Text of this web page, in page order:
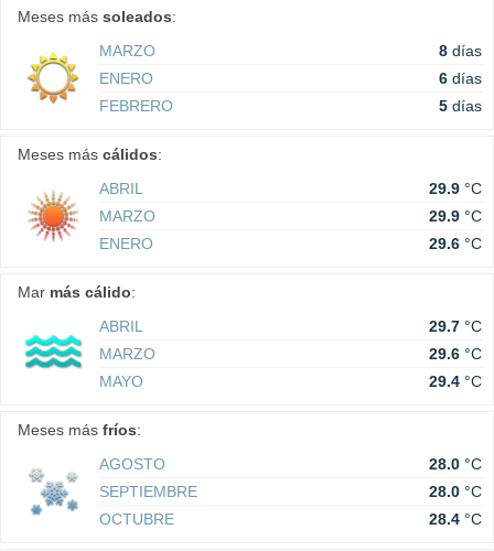
Meses más soleados:
MARZO
8 días
ENERO
6 días
FEBRERO
5 días
Meses más cálidos:
ABRIL
29.9 °C
MARZO
29.9 °C
ENERO
29.6 °C
Mar más cálido:
ABRIL
29.7 °C
MARZO
29.6 °C
MAYO
29.4 °C
Meses más fríos:
AGOSTO
28.0 °C
SEPTIEMBRE
28.0 °C
OCTUBRE
28.4 °C